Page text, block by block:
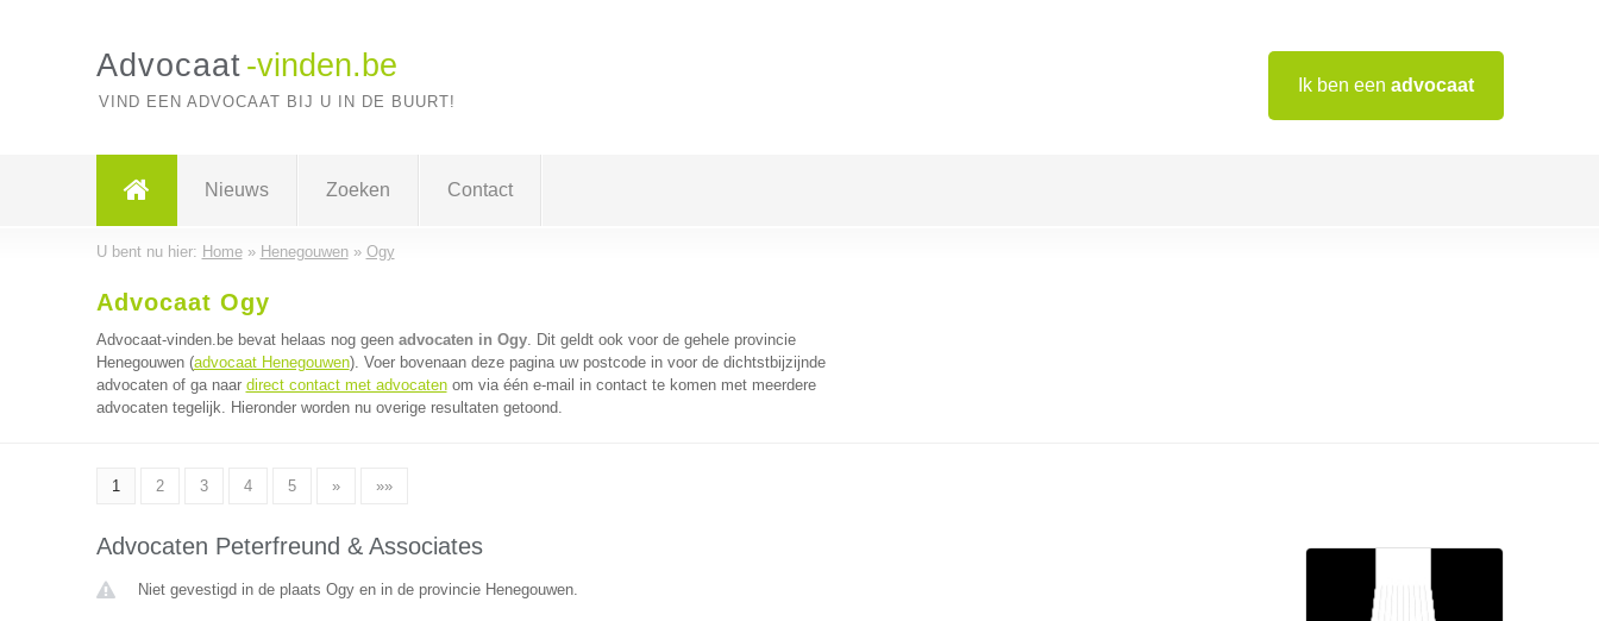
Ik ben een advocaat
Advocaat -vinden.be
VIND EEN ADVOCAAT BIJ U IN DE BUURT!
Nieuws Zoeken Contact
U bent nu hier: Home» Henegouwen» Ogy
Advocaat Ogy
Advocaat-vinden.be bevat helaas nog geen advocaten in Ogy. Dit geldt ook voor de gehele provincie
Henegouwen (advocaat Henegouwen). Voer bovenaan deze pagina uw postcode in voor de dichtstbijzijnde
advocaten of ga naar direct contact met advocatenom via één e-mail in contact te komen met meerdere
advocaten tegelijk. Hieronder worden nu overige resultaten getoond.
1 2 3 4 5 » »»
Advocaten Peterfreund & Associates
Niet gevestigd in de plaats Ogy en in de provincie Henegouwen.